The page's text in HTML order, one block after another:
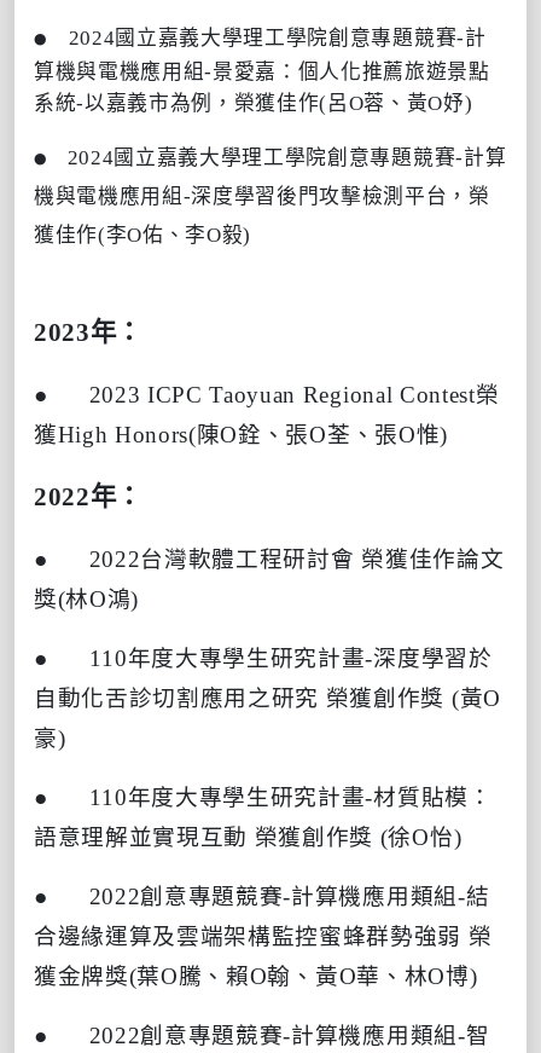
●
2024國立嘉義大學理工學院創意專題競賽-計
算機與電機應用組-景愛嘉：個人化推薦旅遊景點
系統-以嘉義市為例，榮獲佳作(呂O蓉、黃O妤)
●
2024國立嘉義大學理工學院創意專題競賽-計算
機與電機應用組-深度學習後門攻擊檢測平台，榮
獲佳作(李O佑、李O毅)
2023年：
● 2023 ICPC Taoyuan Regional Contest榮
獲High Honors(陳O銓、張O荃、張O惟)
2022年：
● 2022台灣軟體工程研討會 榮獲佳作論文
獎(林O鴻)
● 110年度大專學生研究計畫-深度學習於
自動化舌診切割應用之研究 榮獲創作獎 (黃O
豪)
● 110年度大專學生研究計畫-材質貼模：
語意理解並實現互動 榮獲創作獎 (徐O怡)
● 2022創意專題競賽-計算機應用類組-結
合邊緣運算及雲端架構監控蜜蜂群勢強弱 榮
獲金牌獎(葉O騰、賴O翰、黃O華、林O博)
● 2022創意專題競賽-計算機應用類組-智